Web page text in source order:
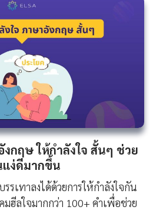
กฤษ ให้กําลังใจ สั้นๆ ช่วย
ง่ดีมากขึ้น
รเทาลงได้ด้วยการให้กำลังใจกัน
ฮีลใจมากกว่า 100+ คำเพื่อช่วย